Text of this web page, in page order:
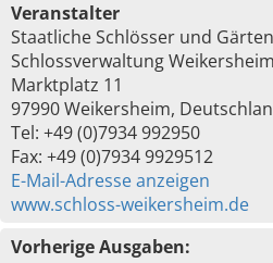
Veranstalter
Staatliche Schlösser und
Schlossverwaltung Weikersheim
Marktplatz 11
97990 Weikersheim,
Tel: +49 (0)7934 992950
Fax: +49 (0)7934 9929512
E-Mail-Adresse anzeigen
www.schloss-weikersheim.de
Vorherige Ausgaben: